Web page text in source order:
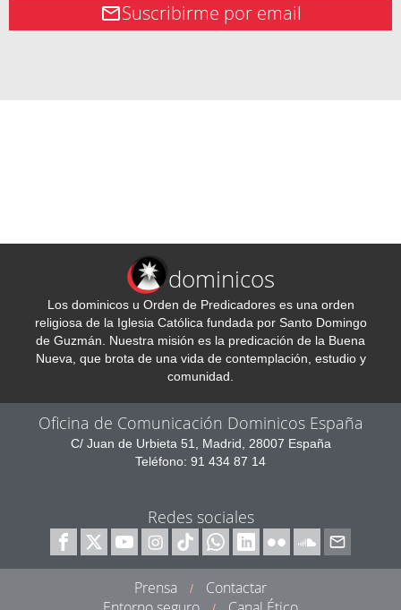
Suscribirme por email
dominicos
Los dominicos u Orden de Predicadores es una orden
religiosa de la Iglesia Católica fundada por Santo Domingo
de Guzmán. Nuestra misión es la predicación de la Buena
Nueva, que brota de una vida de contemplación, estudio y
comunidad.
Oficina de Comunicación Dominicos España
C/ Juan de Urbieta 51, Madrid, 28007 España
Teléfono: 91 434 87 14
Redes sociales
Prensa /
Contactar